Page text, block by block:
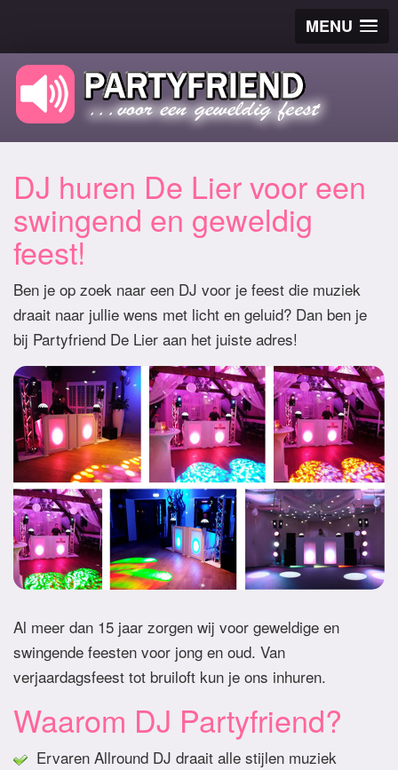
MENU
DJ huren De Lier voor een
swingend en geweldig
feest!
Ben je op zoek naar een DJ voor je feest die muziek
draait naar jullie wens met licht en geluid? Dan ben je
bij Partyfriend De Lier aan het juiste adres!
Al meer dan 15 jaar zorgen wij voor geweldige en
swingende feesten voor jong en oud. Van
verjaardagsfeest tot bruiloft kun je ons inhuren.
Waarom DJ Partyfriend?
Ervaren Allround DJ draait alle stijlen muziek